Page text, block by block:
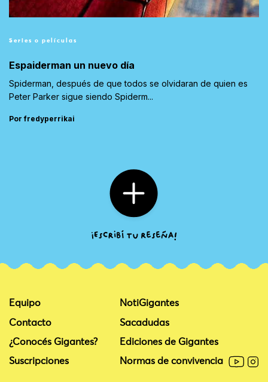
Series o películas
Espaiderman un nuevo día
Spiderman, después de que todos se olvidaran de quien es
Peter Parker sigue siendo Spiderm...
Por fredyperrikai
Equipo
Contacto
¿Conocés Gigantes?
Suscripciones
NotiGigantes
Sacadudas
Ediciones de Gigantes
Normas de convivencia